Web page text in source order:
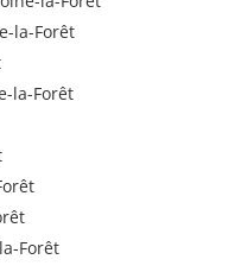
la-Forêt
la-Forêt
Forêt